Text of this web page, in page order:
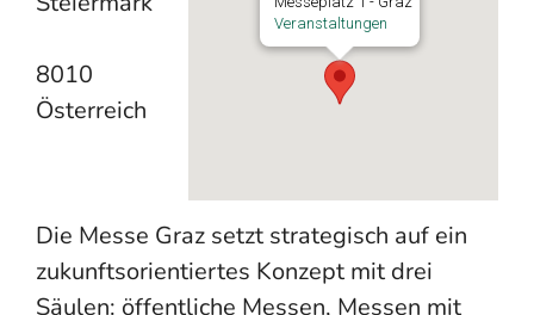
Veranstaltungen
8010
Österreich
Die Messe Graz setzt strategisch auf ein
zukunftsorientiertes Konzept mit drei
Säulen: öffentliche Messen, Messen mit